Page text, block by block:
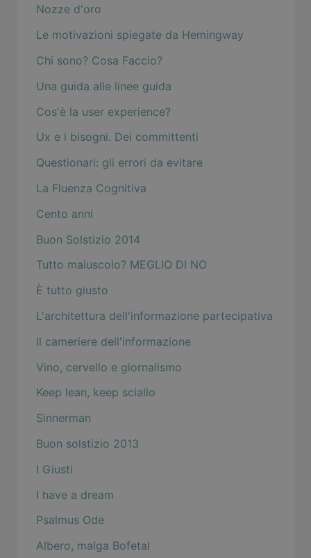
Nozze d'oro
Le motivazioni spiegate da Hemingway
Chi sono? Cosa Faccio?
Una guida alle linee guida
Cos'è la user experience?
Ux e i bisogni. Dei committenti
Questionari: gli errori da evitare
La Fluenza Cognitiva
Cento anni
Buon Solstizio 2014
Tutto maiuscolo? MEGLIO DI NO
È tutto giusto
L'architettura dell'informazione partecipativa
Il cameriere dell'informazione
Vino, cervello e giornalismo
Keep lean, keep sciallo
Sinnerman
Buon solstizio 2013
I Giusti
I have a dream
Psalmus Ode
Albero, malga Bofetal